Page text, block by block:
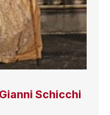
Schicchi